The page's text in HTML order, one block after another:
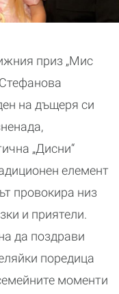
приз „Мис
на дъщеря си
„Дисни“
елемент
провокира низ
и приятели.
да поздрави
поредица
моменти